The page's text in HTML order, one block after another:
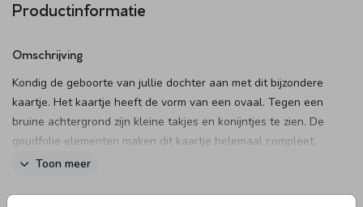
Productinformatie
Omschrijving
Kondig de geboorte van jullie dochter aan met dit bijzondere
kaartje. Het kaartje heeft de vorm van een ovaal. Tegen een
bruine achtergrond zijn kleine takjes en konijntjes te zien. De
goudfolie elementen maken dit kaartje helemaal compleet.
Pas het kaartje naar wens aan in onze online editor en bestel
Toon meer